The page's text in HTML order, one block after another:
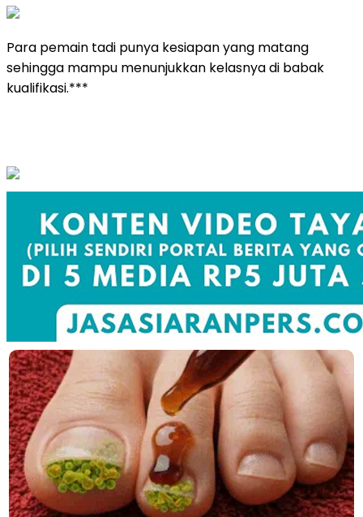
Para pemain tadi punya kesiapan yang matang
sehingga mampu menunjukkan kelasnya di babak
kualifikasi.***